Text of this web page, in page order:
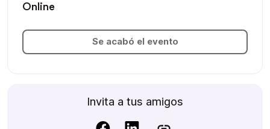
Online
Se acabó el evento
Invita a tus amigos